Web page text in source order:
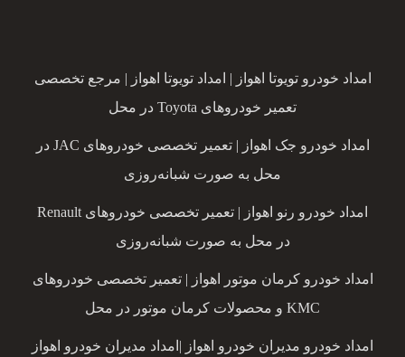
امداد خودرو تویوتا اهواز | امداد تویوتا اهواز | مرجع تخصصی
تعمیر خودروهای Toyota در محل
امداد خودرو جک اهواز | تعمیر تخصصی خودروهای JAC در
محل به صورت شبانه‌روزی
امداد خودرو رنو اهواز | تعمیر تخصصی خودروهای Renault
در محل به صورت شبانه‌روزی
امداد خودرو کرمان موتور اهواز | تعمیر تخصصی خودروهای
KMC و محصولات کرمان موتور در محل
امداد خودرو مدیران خودرو اهواز |امداد مدیران خودرو اهواز